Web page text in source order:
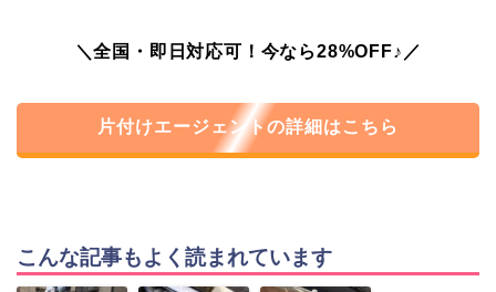
＼全国・即日対応可！今なら28%OFF♪／
片付けエージェントの詳細はこちら
こんな記事もよく読まれています